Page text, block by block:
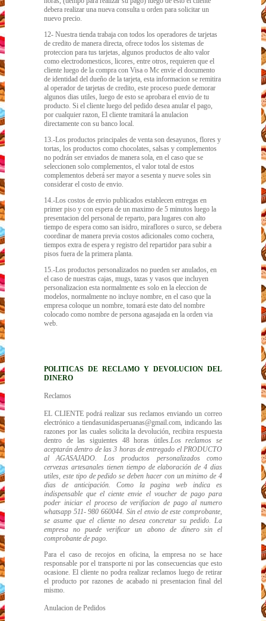
debera realizar una nueva consulta u orden para solicitar un
nuevo precio.
12- Nuestra tienda trabaja con todos los operadores de tarjetas
de credito de manera directa, ofrece todos los sistemas de
proteccion para tus tarjetas, algunos productos de alto valor
como electrodomesticos, licores, entre otros, requieren que el
cliente luego de la compra con Visa o Mc envie el documento
de identidad del dueño de la tarjeta, esta informacion se remitira
al operador de tarjetas de credito, este proceso puede demorar
algunos dias utiles, luego de esto se aprobara el envio de tu
producto. Si el cliente luego del pedido desea anular el pago,
por cualquier razon, El cliente tramitará la anulacion
directamente con su banco local.
13.-Los productos principales de venta son desayunos, flores y
tortas, los productos como chocolates, salsas y complementos
no podrán ser enviados de manera sola, en el caso que se
seleccionen solo complementos, el valor total de estos
complementos deberá ser mayor a sesenta y nueve soles sin
considerar el costo de envio.
14.-Los costos de envio publicados establecen entregas en
primer piso y con espera de un maximo de 5 minutos luego la
presentacion del personal de reparto, para lugares con alto
tiempo de espera como san isidro, miraflores o surco, se debera
coordinar de manera previa costos adicionales como cochera,
tiempos extra de espera y registro del repartidor para subir a
pisos fuera de la primera planta.
15.-Los productos personalizados no pueden ser anulados, en
el caso de nuestras cajas, mugs, tazas y vasos que incluyen
personalizacion esta normalmente es solo en la eleccion de
modelos, normalmente no incluye nombre, en el caso que la
empresa coloque un nombre, tomará este dato del nombre
colocado como nombre de persona agasajada en la orden via
web.
POLITICAS DE RECLAMO Y DEVOLUCION DEL
DINERO
Reclamos
EL CLIENTE podrá realizar sus reclamos enviando un correo
electrónico a tiendasunidasperuanas@gmail.com, indicando las
razones por las cuales solicita la devolución, recibira respuesta
dentro de las siguientes 48 horas útiles.Los reclamos se
aceptarán dentro de las 3 horas de entregado el PRODUCTO
al AGASAJADO. Los productos personalizados como
cervezas artesanales tienen tiempo de elaboración de 4 dias
utiles, este tipo de pedido se deben hacer con un minimo de 4
dias de anticipación. Como la pagina web indica es
indispensable que el ciente envie el voucher de pago para
poder iniciar el proceso de verifiacion de pago al numero
whatsapp 511- 980 660044. Sin el envio de este comprobante,
se asume que el cliente no desea concretar su pedido. La
empresa no puede verificar un abono de dinero sin el
comprobante de pago.
Para el caso de recojos en oficina, la empresa no se hace
responsable por el transporte ni por las consecuencias que esto
ocasione. El cliente no podra realizar reclamos luego de retirar
el producto por razones de acabado ni presentacion final del
mismo.
Anulacion de Pedidos